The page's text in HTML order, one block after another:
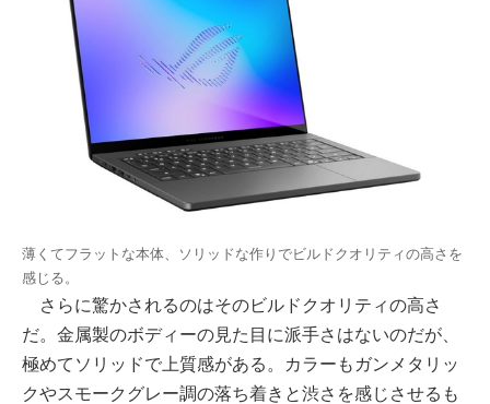
薄くてフラットな本体、ソリッドな作りでビルドクオリティの高さを
感じる。
さらに驚かされるのはそのビルドクオリティの高さ
だ。金属製のボディーの見た目に派手さはないのだが、
極めてソリッドで上質感がある。カラーもガンメタリッ
クやスモークグレー調の落ち着きと渋さを感じさせるも